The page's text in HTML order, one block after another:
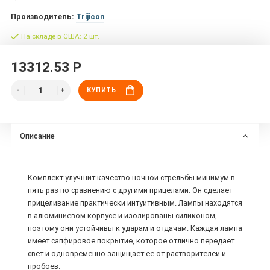
Производитель: Trijicon
На складе в США: 2 шт.
13312.53 Р
КУПИТЬ
Описание
Комплект улучшит качество ночной стрельбы минимум в
пять раз по сравнению с другими прицелами. Он сделает
прицеливание практически интуитивным. Лампы находятся
в алюминиевом корпусе и изолированы силиконом,
поэтому они устойчивы к ударам и отдачам. Каждая лампа
имеет сапфировое покрытие, которое отлично передает
свет и одновременно защищает ее от растворителей и
пробоев.